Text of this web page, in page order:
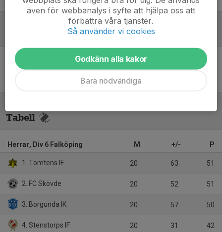
Inget referat skrivet
Tabell
Herrar, Div 6 Falköping M +/- P
1. Tomtens IF 20 63 51
2. FC Skövde 20 52 51
3. Borgunda IK 20 57 50
4. Stenstorps IF 20 31 42
även för webbanalys i syfte att hjälpa oss att
förbättra våra tjänster.
Så använder vi cookies
Godkänn alla kakor
Bara nödvändiga